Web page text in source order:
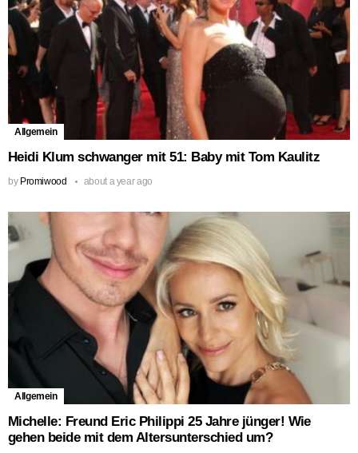
Allgemein
Heidi Klum schwanger mit 51: Baby mit Tom Kaulitz
by Promiwood about a year ago
Allgemein
Michelle: Freund Eric Philippi 25 Jahre jünger! Wie
gehen beide mit dem Altersunterschied um?